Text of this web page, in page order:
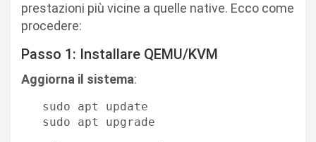
prestazioni più vicine a quelle native. Ecco come
procedere:
Passo 1: Installare QEMU/KVM
Aggiorna il sistema:
   sudo apt update
   sudo apt upgrade